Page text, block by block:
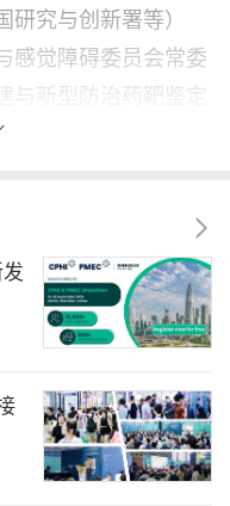
究与创新署等）
感觉障碍委员会常委
与新型防治药靶鉴定
，负责包括工艺开发
管理等工作；王女
的经验，成功参与
期药物生产申报，曾
物制药工艺开发BU
，质量控制部负责